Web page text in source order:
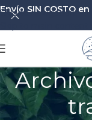
Skip to navigation
Envío SIN COSTO